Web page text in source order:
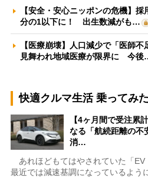
【安全・安心ニッポンの危機】
分の1以下に！ 出生数減がも…
【医療崩壊】人口減少で「医師
見舞われ地域医療が限界に 今
快適クルマ生活 乗ってみ
【4ヶ月間で受注累
なる「航続距離の不
消…
あれほどもてはやされていた「EV
最近では減速基調になっているよう